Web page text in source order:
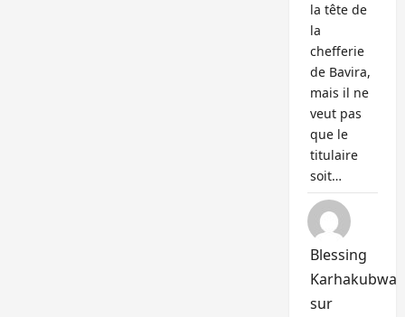
la tête de
la
chefferie
de Bavira,
mais il ne
veut pas
que le
titulaire
soit…
Blessing
Karhakubwa
sur